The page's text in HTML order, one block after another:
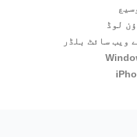
ویب سائٹ بلڈر